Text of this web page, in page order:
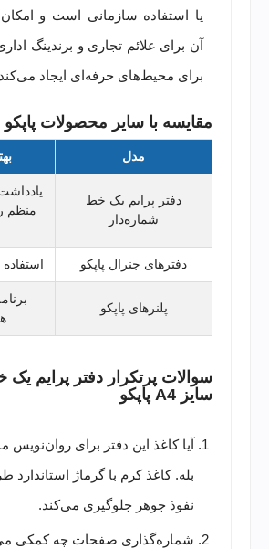
یا استفاده سازمانی است و
آن برای علائم تجاری و برندینگ
برای محیط‌های حرفه‌ای ایجاد
مقایسه با سایر محصولات پاپکو
مدل
دفتر پرایم یک خط
شماره‌دار
منظم
دفترهای جنرال پاپکو
پلنرهای پاپکو
سوالات پرتکرار دفتر پرایم یک
سایز A4 پاپکو
آیا کاغذ این دفتر برای
بله. کاغذ کرم با گرماژ استاندارد
نفوذ جوهر جلوگیری می‌کند.
شماره‌گذاری صفحات چه کمکی